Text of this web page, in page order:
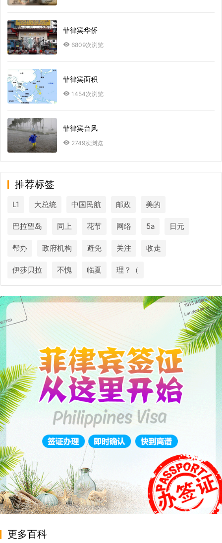
菲律宾华侨
6809次浏览
菲律宾面积
1454次浏览
菲律宾台风
2749次浏览
推荐标签
L1 大总统 中国民航 邮政 美的
巴拉望岛 同上 花节 网络 5a 日元
帮办 政府机构 避免 关注 收走
伊莎贝拉 不愧 临夏 理？（
更多百科